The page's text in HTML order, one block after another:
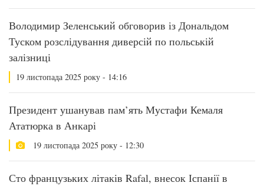
Володимир Зеленський обговорив із Дональдом
Туском розслідування диверсій по польській
залізниці
19 листопада 2025 року - 14:16
Президент ушанував пам’ять Мустафи Кемаля
Ататюрка в Анкарі
19 листопада 2025 року - 12:30
Сто французьких літаків Rafal, внесок Іспанії в